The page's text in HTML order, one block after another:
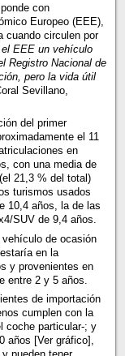
con
Europeo (EEE),
cuando circulen por
EEE un vehículo
Registro Nacional de
pero la vida útil
Sevillano,
del primer
el 11
en
con una media de
21,3 % del total)
turismos usados
10,4 años, la de las
SUV de 9,4 años.
de ocasión
en la
y provenientes en
entre 2 y 5 años.
de importación
cumplen con la
coche particular-; y
años [Ver gráfico],